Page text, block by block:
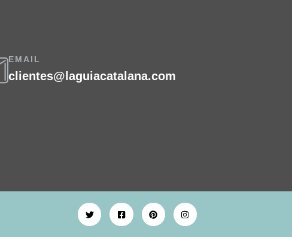
EMAIL
clientes@laguiacatalana.com